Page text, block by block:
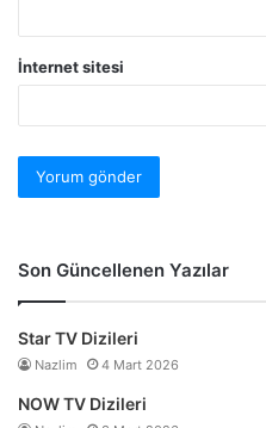
İnternet sitesi
Son Güncellenen Yazılar
Star TV Dizileri
Nazlim 4 Mart 2026
NOW TV Dizileri